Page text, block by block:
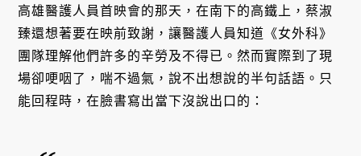
高雄醫護人員首映會的那天，在南下的高鐵上，蔡淑
臻還想著要在映前致謝，讓醫護人員知道《女外科》
團隊理解他們許多的辛勞及不得已。然而實際到了現
場卻哽咽了，喘不過氣，說不出想說的半句話語。只
能回程時，在臉書寫出當下沒說出口的：